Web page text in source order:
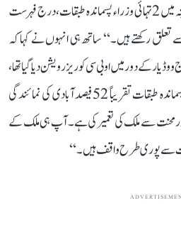
کی آواز سن رہی ہے۔ ریاست کی کابینہ میں 2 تہائی وزراء پسماندہ طبقات، درج فہرست
تعلق رکھتے ہیں۔‘‘ ساتھ ہی انہوں نے کہا کہ
کے دور میں او بی سی کو ریزرویشن دیا گیا تھا،
یہ کرناٹک کی تاریخ ہے۔ ملک میں پسماندہ طبقات تقریباً 52 فیصد آبادی کی نمائندگی
محنت سے ملک کی تعمیر کی ہے۔ آپ ہی ملک کے
سے پوری طرح واقف ہیں۔‘‘